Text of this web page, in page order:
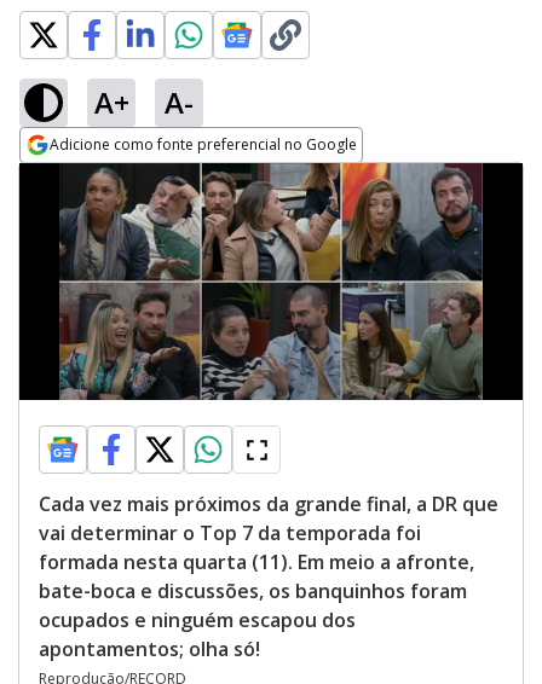
A+ A-
Adicione como fonte preferencial no Google
Opens in new window
Cada vez mais próximos da grande final, a DR que
vai determinar o Top 7 da temporada foi
formada nesta quarta (11). Em meio a afronte,
bate-boca e discussões, os banquinhos foram
ocupados e ninguém escapou dos
apontamentos; olha só!
Reprodução/RECORD